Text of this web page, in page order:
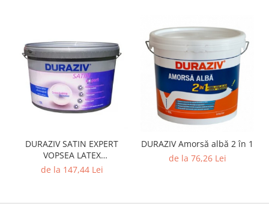
DURAZIV SATIN EXPERT
VOPSEA LATEX
ULTRALAVABILĂ ALBĂ, CU
de la 147,44 Lei
DURAZIV Amorsă albă 2 în 1
de la 76,26 Lei